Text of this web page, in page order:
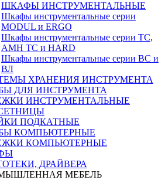
ШКАФЫ ИНСТРУМЕНТАЛЬНЫЕ
Шкафы инструментальные серии
MODUL и ERGO
Шкафы инструментальные серии ТС,
АМН ТС и HARD
Шкафы инструментальные серии ВС и
ВЛ
ХРАНЕНИЯ ИНСТРУМЕНТА
ДЛЯ ИНСТРУМЕНТА
ИНСТРУМЕНТАЛЬНЫЕ
ПОДКАТНЫЕ
КОМПЬЮТЕРНЫЕ
КОМПЬЮТЕРНЫЕ
ДРАЙВЕРА
МЕБЕЛЬ